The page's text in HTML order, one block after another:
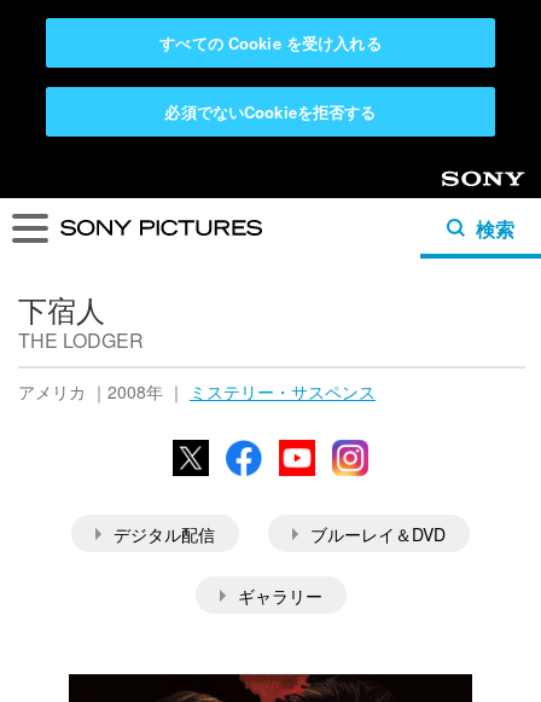
必須でないCookieを拒否する
すべての Cookie を受け入れる
Sony
検索
下宿人
THE LODGER
アメリカ ｜2008年 ｜ ミステリー・サスペンス
X FacebookYouTubeInstagram
デジタル配信 ブルーレイ＆DVD
ギャラリー